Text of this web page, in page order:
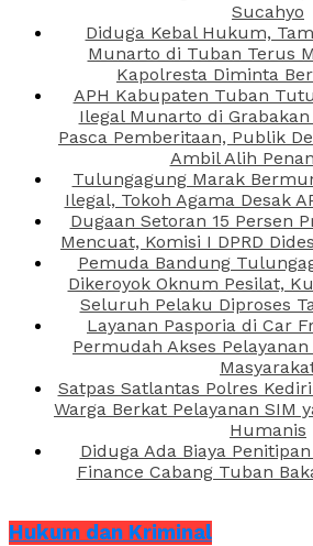
Sucahyo
Diduga Kebal Hukum,
Munarto di Tuban Terus
Kapolresta Diminta
APH Kabupaten Tuban
Ilegal Munarto di
Pasca Pemberitaan, Publik
Ambil Alih
Tulungagung Marak
Ilegal, Tokoh Agama Desak
Dugaan Setoran 15 Persen
Mencuat, Komisi I DPRD
Pemuda Bandung
Dikeroyok Oknum Pesilat,
Seluruh Pelaku Diproses
Layanan Pasporia di Car
Permudah Akses
Satpas Satlantas Polres
Warga Berkat Pelayanan SIM
Humanis
Diduga Ada Biaya
Finance Cabang Tuban
Hukum dan Kriminal